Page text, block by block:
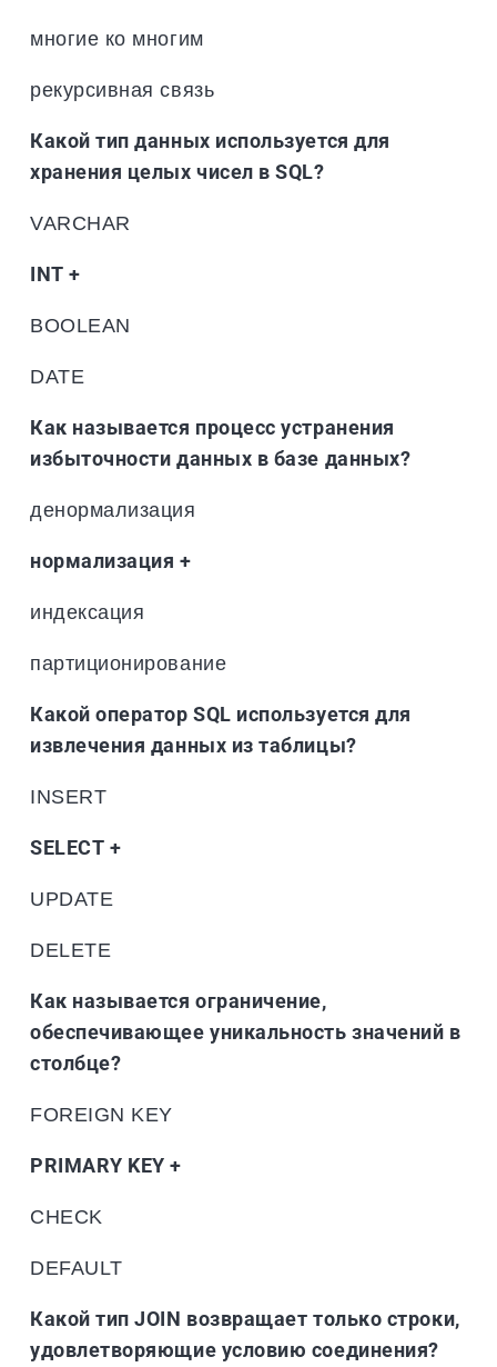
многие ко многим
рекурсивная связь
Какой тип данных используется для
хранения целых чисел в SQL?
VARCHAR
INT +
BOOLEAN
DATE
Как называется процесс устранения
избыточности данных в базе данных?
денормализация
нормализация +
индексация
партиционирование
Какой оператор SQL используется для
извлечения данных из таблицы?
INSERT
SELECT +
UPDATE
DELETE
Как называется ограничение,
обеспечивающее уникальность значений в
столбце?
FOREIGN KEY
PRIMARY KEY +
CHECK
DEFAULT
Какой тип JOIN возвращает только строки,
удовлетворяющие условию соединения?